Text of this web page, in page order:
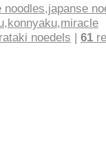
noodles,japanse
,konnyaku,miracle
noedels | 61